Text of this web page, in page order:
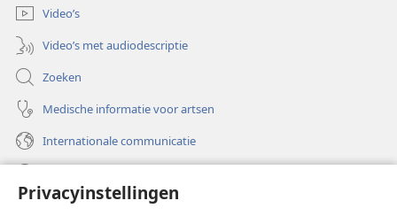
Privacyinstellingen
Video’s
Video’s met audiodescriptie
Zoeken
Medische informatie voor artsen
Internationale communicatie